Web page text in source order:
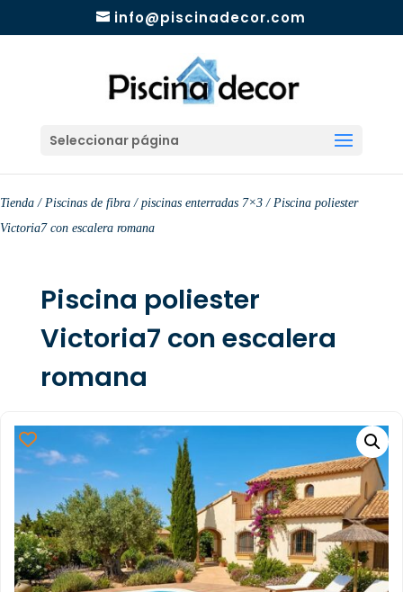
info@piscinadecor.com
Seleccionar página
Tienda / Piscinas de fibra / piscinas enterradas 7×3 / Piscina poliester
Victoria7 con escalera romana
Piscina poliester
Victoria7 con escalera
romana